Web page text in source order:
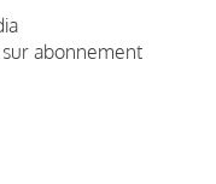
abonnement